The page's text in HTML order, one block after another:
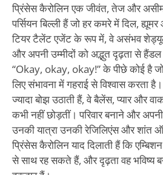
प्रिंसेस कैरोलिन एक जीवंत, तेज और असीम
पर्सियन बिल्ली हैं जो हर कमरे में दिल,
टियर टैलेंट एजेंट के रूप में, वे असंभव
और अपनी उम्मीदों को अद्भुत दृढ़ता से
“Okay, okay, okay!” के पीछे कोई है
लिए संभावना में गहराई से विश्वास करता
ज्यादा बोझ उठाती हैं, वे बैलेंस, प्यार और
कभी नहीं छोड़तीं। परिवार बनाने और
उनकी यात्रा उनकी रेजिलिएंस और शांत
प्रिंसेस कैरोलिन याद दिलाती हैं कि
से साथ रह सकते हैं, और दृढ़ता वह भविष्य